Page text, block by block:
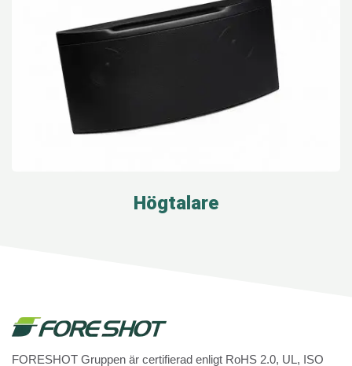
Högtalare
FORESHOT Gruppen är certifierad enligt RoHS 2.0, UL, ISO